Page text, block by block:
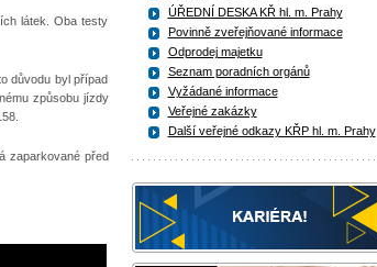
látek. Oba testy
důvodu byl případ
způsobu jízdy
zaparkované před
ÚŘEDNÍ DESKA KŘ hl. m. Prahy
Povinně zveřejňované informace
Odprodej majetku
Seznam poradních orgánů
Vyžádané informace
Veřejné zakázky
Další veřejné odkazy KŘP hl. m. Prahy